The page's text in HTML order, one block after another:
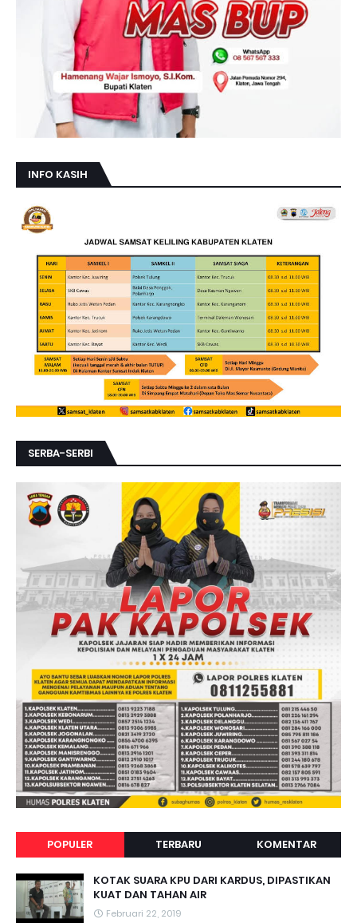
INFO KASIH
SERBA-SERBI
POPULER TERBARU KOMENTAR
KOTAK SUARA KPU DARI KARDUS, DIPASTIKAN
KUAT DAN TAHAN AIR
Februari 22, 2019